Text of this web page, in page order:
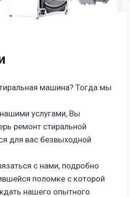
машина? Тогда мы
услугами, Вы
ремонт стиральной
для вас безвыходной
с нами, подробно
поломке с которой
нашего опытного